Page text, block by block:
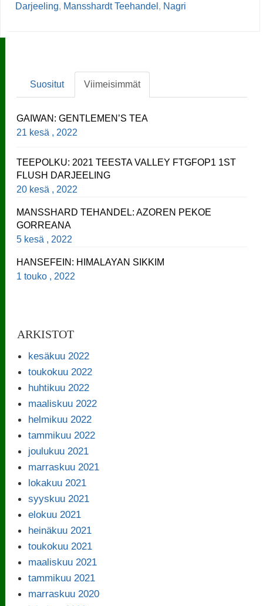
Darjeeling, Mansshardt Teehandel , Nagri
Suositut Viimeisimmät
GAIWAN: GENTLEMEN’S TEA
21 kesä , 2022
TEEPOLKU: 2021 TEESTA VALLEY FTGFOP1 1ST
FLUSH DARJEELING
20 kesä , 2022
MANSSHARD TEHANDEL: AZOREN PEKOE
GORREANA
5 kesä , 2022
HANSEFEIN: HIMALAYAN SIKKIM
1 touko , 2022
ARKISTOT
kesäkuu 2022
toukokuu 2022
huhtikuu 2022
maaliskuu 2022
helmikuu 2022
tammikuu 2022
joulukuu 2021
marraskuu 2021
lokakuu 2021
syyskuu 2021
elokuu 2021
heinäkuu 2021
toukokuu 2021
maaliskuu 2021
tammikuu 2021
marraskuu 2020